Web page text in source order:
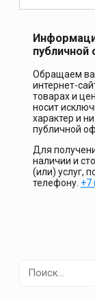
публичной
Обращаем
интернет-
товарах и
носит
характер и
публичной
Для
наличии и
(или) услуг,
телефону. +7
Найти: